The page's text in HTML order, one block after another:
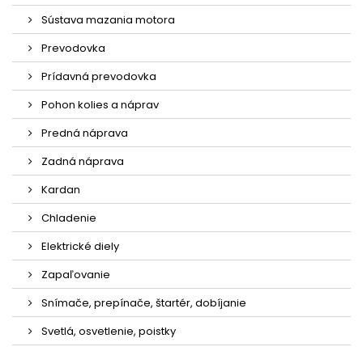
Sústava mazania motora
Prevodovka
Prídavná prevodovka
Pohon kolies a náprav
Predná náprava
Zadná náprava
Kardan
Chladenie
Elektrické diely
Zapaľovanie
Snímače, prepínače, štartér, dobíjanie
Svetlá, osvetlenie, poistky